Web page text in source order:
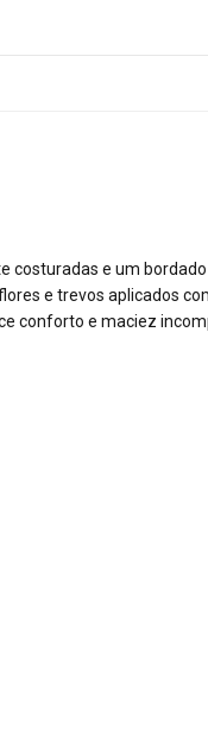
costuradas e um
e trevos aplicados
conforto e maciez